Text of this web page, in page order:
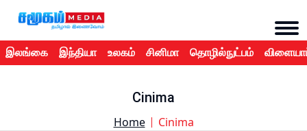
இலங்கை இந்தியா உலகம் சினிமா தொழில்நுட்பம்
Cinima
Home Cinima